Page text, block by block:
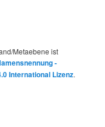
Metaebene ist
-
International Lizenz.